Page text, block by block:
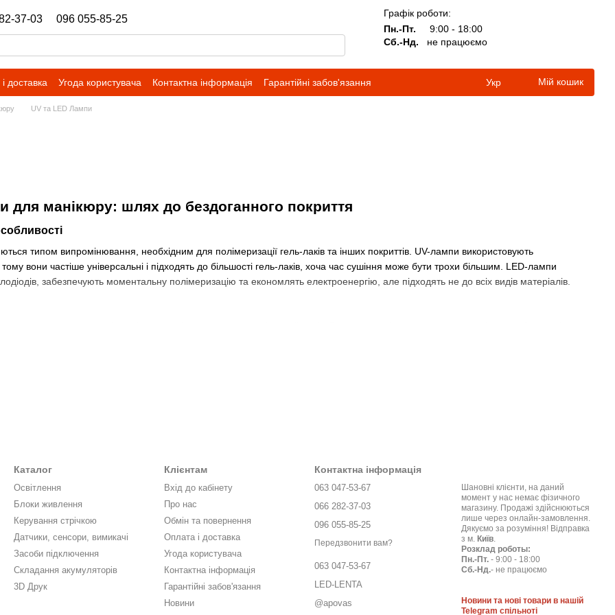
37-03 096 055-85-25
Графік роботи:
Пн.-Пт.
9:00 - 18:00
Сб.-Нд.
не працюємо
доставка Угода користувача Контактна інформація Гарантійні забов'язання Укр Мій кошик
UV та LED Лампи
для манікюру: шлях до бездоганного покриття
типом випромінювання, необхідним для полімеризації гель-лаків та інших покриттів. UV-лампи використовують
вони частіше універсальні і підходять до більшості гель-лаків, хоча час сушіння може бути трохи більшим. LED-лампи
забезпечують моментальну полімеризацію та економлять електроенергію, але підходять не до всіх видів матеріалів.
Каталог
Освітлення
Блоки живлення
Керування стрічкою
Датчики, сенсори, вимикачі
Засоби підключення
Складання акумуляторів
3D Друк
Клієнтам
Вхід до кабінету
Про нас
Обмін та повернення
Оплата і доставка
Угода користувача
Контактна інформація
Гарантійні забов'язання
Новини
Контактна інформація
063 047-53-67
066 282-37-03
096 055-85-25
Передзвонити вам?
063 047-53-67
LED-LENTA
@apovas
Шановні клієнти, на даний
момент у нас немає фізичного
магазину. Продажі здійснюються
лише через онлайн-замовлення.
Дякуємо за розуміння! Відправка
з м. Київ.
Розклад роботы:
Пн.-Пт. - 9:00 - 18:00
Сб.-Нд.- не працюємо
Новини та нові товари в нашій
Telegram спільноті